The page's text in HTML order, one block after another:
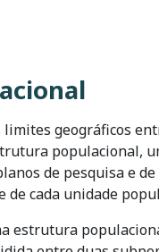
limites geográficos
populacional,
de pesquisa e de
cada unidade
estrutura